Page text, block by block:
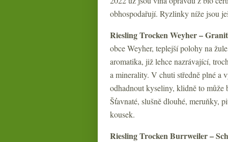
obhospodařují. Ryzlinky níže jsou
Riesling Trocken Weyher –
obce Weyher, teplejší polohy na
aromatika, již lehce nazrávající,
a minerality. V chuti středně plné a
odhadnout kyseliny, klidně to
Šťavnaté, slušně dlouhé, meruňky,
kousek.
Riesling Trocken Burrweiler –